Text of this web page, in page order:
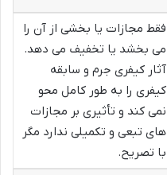
فقط مجازات یا بخشی از آن را
می بخشد یا تخفیف می دهد.
آثار کیفری جرم و سابقه
کیفری را به طور کامل محو
نمی کند و تأثیری بر مجازات
های تبعی و تکمیلی ندارد مگر
با تصریح.